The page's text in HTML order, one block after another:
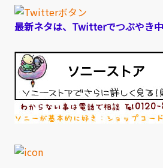
最新ネタは、Twitterでつぶやき